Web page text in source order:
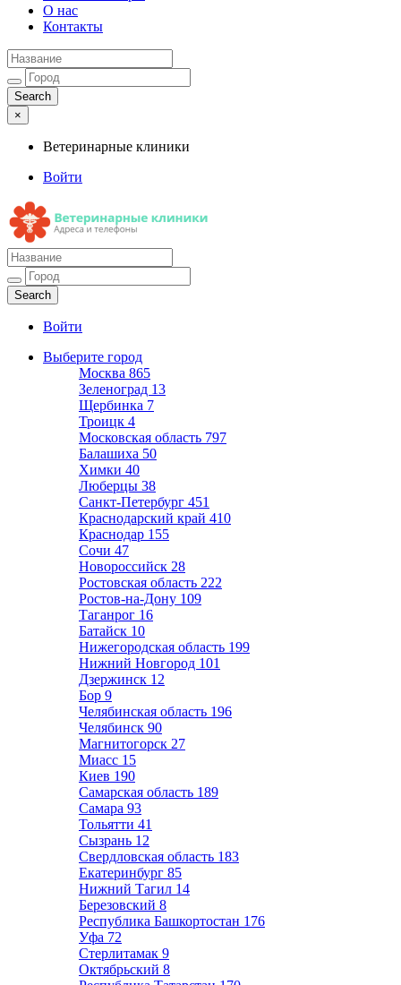
О нас
Контакты
×
Ветеринарные клиники
Войти
Ветеринарные клиники
Адреса и телефоны
Войти
Выберите город
Москва 865
Зеленоград 13
Щербинка 7
Троицк 4
Московская область 797
Балашиха 50
Химки 40
Люберцы 38
Санкт-Петербург 451
Краснодарский край 410
Краснодар 155
Сочи 47
Новороссийск 28
Ростовская область 222
Ростов-на-Дону 109
Таганрог 16
Батайск 10
Нижегородская область 199
Нижний Новгород 101
Дзержинск 12
Бор 9
Челябинская область 196
Челябинск 90
Магнитогорск 27
Миасс 15
Киев 190
Самарская область 189
Самара 93
Тольятти 41
Сызрань 12
Свердловская область 183
Екатеринбург 85
Нижний Тагил 14
Березовский 8
Республика Башкортостан 176
Уфа 72
Стерлитамак 9
Октябрьский 8